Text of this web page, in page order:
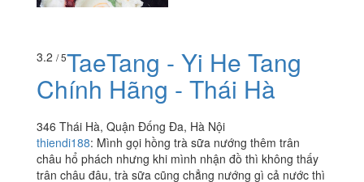
3.2 / 5 TaeTang - Yi He Tang
Chính Hãng - Thái Hà